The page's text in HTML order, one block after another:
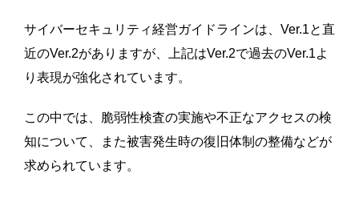
サイバーセキュリティ経営ガイドラインは、Ver.1と直
近のVer.2がありますが、上記はVer.2で過去のVer.1よ
り表現が強化されています。
この中では、脆弱性検査の実施や不正なアクセスの検
知について、また被害発生時の復旧体制の整備などが
求められています。